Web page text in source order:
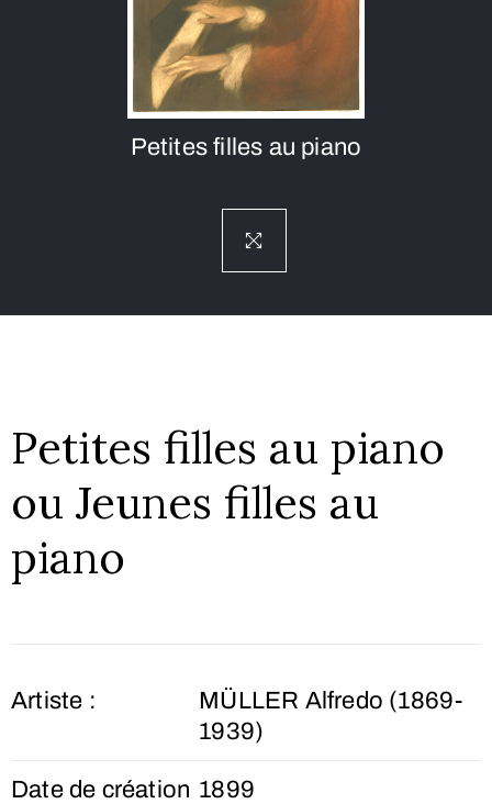
Petites filles au piano
Petites filles au piano
ou Jeunes filles au
piano
Artiste :
MÜLLER Alfredo (1869-
1939)
Date de création 1899